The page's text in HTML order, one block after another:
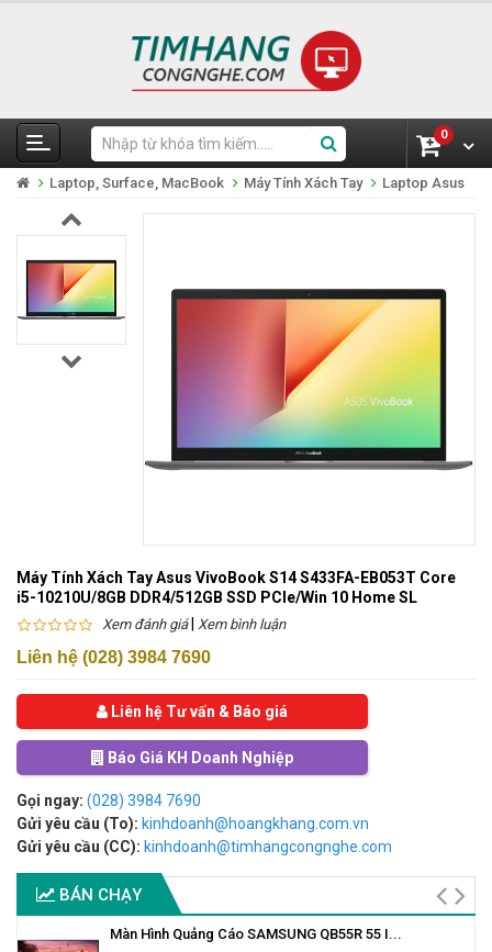
0
Laptop, Surface, MacBook Máy Tính Xách Tay Laptop Asus
Máy Tính Xách Tay Asus VivoBook S14 S433FA-EB053T Core
i5-10210U/8GB DDR4/512GB SSD PCIe/Win 10 Home SL
Xem đánh giá| Xem bình luận
Liên hệ (028) 3984 7690
Liên hệ Tư vấn & Báo giá
Báo Giá KH Doanh Nghiệp
Gọi ngay: (028) 3984 7690
Gửi yêu cầu (To): kinhdoanh@hoangkhang.com.vn
Gửi yêu cầu (CC): kinhdoanh@timhangcongnghe.com
BÁN CHẠY
Màn Hình Quảng Cáo SAMSUNG QB55R 55 I...